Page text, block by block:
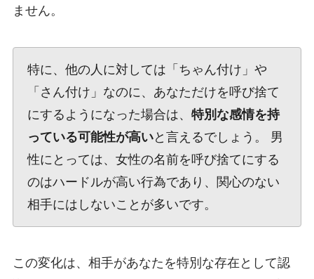
ません。
特に、他の人に対しては「ちゃん付け」や
「さん付け」なのに、あなただけを呼び捨て
にするようになった場合は、 特別な感情を持
っている可能性が高いと言えるでしょう。 男
性にとっては、女性の名前を呼び捨てにする
のはハードルが高い行為であり、関心のない
相手にはしないことが多いです。
この変化は、相手があなたを特別な存在として認